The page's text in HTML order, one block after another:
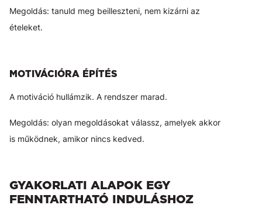
Megoldás: tanuld meg beilleszteni, nem kizárni az
ételeket.
MOTIVÁCIÓRA ÉPÍTÉS
A motiváció hullámzik. A rendszer marad.
Megoldás: olyan megoldásokat válassz, amelyek akkor
is működnek, amikor nincs kedved.
GYAKORLATI ALAPOK EGY
FENNTARTHATÓ INDULÁSHOZ